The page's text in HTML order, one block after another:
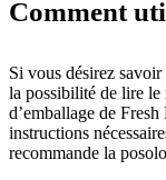
Comment
Si vous désirez
la possibilité de lire le
d’emballage de
instructions
recommande la